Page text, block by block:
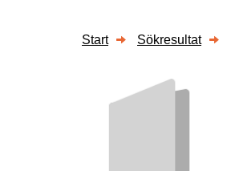
Start Sökresultat